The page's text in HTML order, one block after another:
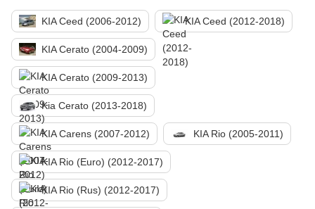
KIA Ceed (2006-2012) KIA Ceed (2012-2018)
KIA Cerato (2004-2009)
KIA Cerato (2009-2013)
Kia Cerato (2013-2018)
KIA Carens (2007-2012) KIA Rio (2005-2011)
KIA Rio (Euro) (2012-2017)
KIA Rio (Rus) (2012-2017)